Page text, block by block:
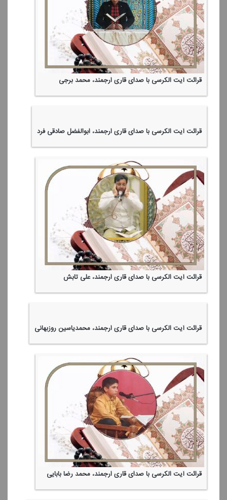
قرائت آیت الكرسی با صدای قاری ارجمند، محمد برجی
قرائت آیت الكرسی با صدای قاری ارجمند، ابوالفضل صادقی فرد
قرائت آیت الكرسی با صدای قاری ارجمند، علی تابش
قرائت آیت الكرسی با صدای قاری ارجمند، محمدیاسین روزبهانی
قرائت آیت الكرسی با صدای قاری ارجمند، محمد رضا بابایی